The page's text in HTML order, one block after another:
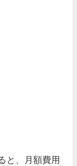
と、月額費用